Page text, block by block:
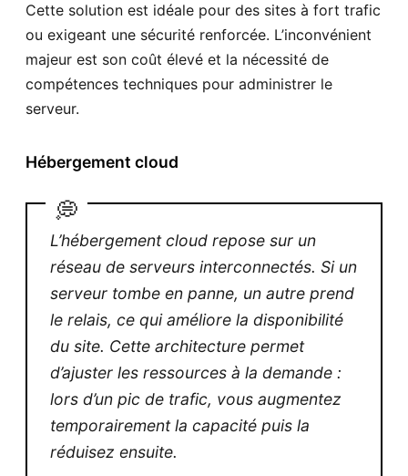
Cette solution est idéale pour des sites à fort trafic
ou exigeant une sécurité renforcée. L’inconvénient
majeur est son coût élevé et la nécessité de
compétences techniques pour administrer le
serveur.
Hébergement cloud
💭
L’hébergement cloud repose sur un
réseau de serveurs interconnectés. Si un
serveur tombe en panne, un autre prend
le relais, ce qui améliore la disponibilité
du site. Cette architecture permet
d’ajuster les ressources à la demande :
lors d’un pic de trafic, vous augmentez
temporairement la capacité puis la
réduisez ensuite.